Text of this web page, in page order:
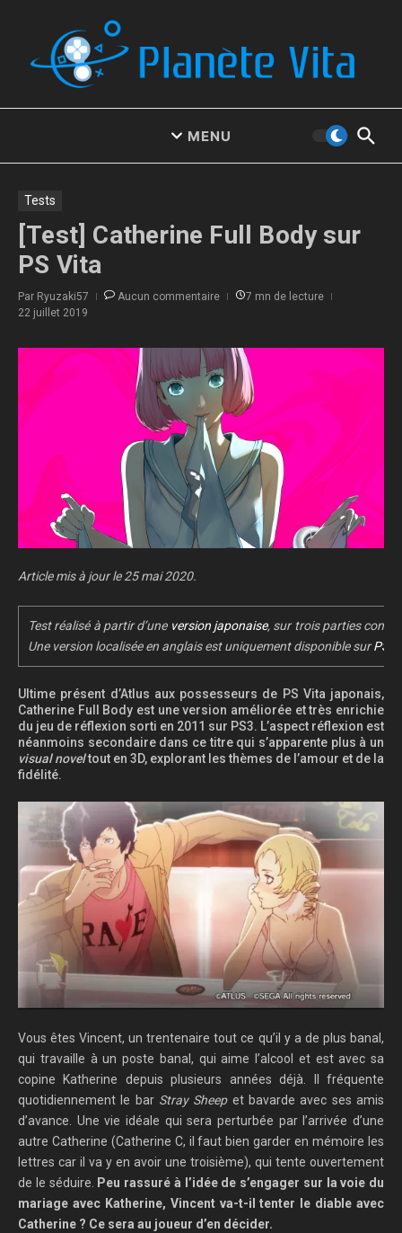
MENU
Tests
[Test] Catherine Full Body sur
PS Vita
Par Ryuzaki57 Aucun commentaire
7 mn de lecture
22 juillet 2019
Article mis à jour le 25 mai 2020.
Test réalisé à partir d’une version japonaise, sur trois parties
Une version localisée en anglais est uniquement disponible surPS4
Ultime présent d’Atlus aux possesseurs de PS Vita japonais,
Catherine Full Body est une version améliorée et très enrichie
du jeu de réflexion sorti en 2011 sur PS3. L’aspect réflexion est
néanmoins secondaire dans ce titre qui s’apparente plus à un
visual noveltout en 3D, explorant les thèmes de l’amour et de la
fidélité.
Vous êtes Vincent, un trentenaire tout ce qu’il y a de plus banal,
qui travaille à un poste banal, qui aime l’alcool et est avec sa
copine Katherine depuis plusieurs années déjà. Il fréquente
quotidiennement le bar Stray Sheepet bavarde avec ses amis
d’avance. Une vie idéale qui sera perturbée par l’arrivée d’une
autre Catherine (Catherine C, il faut bien garder en mémoire les
lettres car il va y en avoir une troisième), qui tente ouvertement
de le séduire.
Peu rassuré à l’idée de s’engager sur la voie du
mariage avec Katherine, Vincent va-t-il tenter le diable avec
Catherine ? Ce sera au joueur d’en décider.